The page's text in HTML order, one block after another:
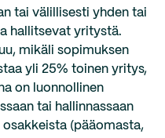
tai välillisesti yhden tai
hallitsevat yritystä.
mikäli sopimuksen
yli 25% toinen yritys,
on luonnollinen
tai hallinnassaan
(pääomasta,